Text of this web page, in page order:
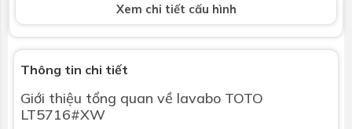
Không bao gồm
Bộ xả Không bao gồm
Kích thước
Bảo hành
Xem chi tiết cấu hình
Thông tin chi tiết
Giới thiệu tổng quan về lavabo TOTO
LT5716#XW